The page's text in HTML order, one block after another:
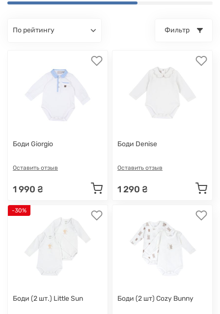
по рейтингу Фильтр
Боди Giorgio
Оставить отзыв
1 990 ₴
Боди Denise
Оставить отзыв
1 290 ₴
-30%
Боди (2 шт.) Little Sun Боди (2 шт) Cozy Bunny